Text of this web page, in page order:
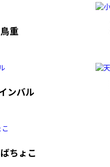
重
ンバル
ちょこ